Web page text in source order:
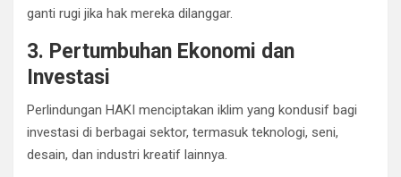
ganti rugi jika hak mereka dilanggar.
3. Pertumbuhan Ekonomi dan
Investasi
Perlindungan HAKI menciptakan iklim yang kondusif bagi
investasi di berbagai sektor, termasuk teknologi, seni,
desain, dan industri kreatif lainnya.